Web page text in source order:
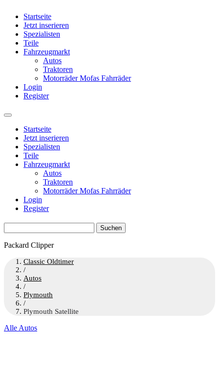
Startseite
Jetzt inserieren
Spezialisten
Teile
Fahrzeugmarkt
Autos
Traktoren
Motorräder Mofas Fahrräder
Login
Register
Startseite
Jetzt inserieren
Spezialisten
Teile
Fahrzeugmarkt
Autos
Traktoren
Motorräder Mofas Fahrräder
Login
Register
nach:
Packard Clipper
Classic Oldtimer
/
Autos
/
Plymouth
/
Plymouth Satellite
Alle Autos